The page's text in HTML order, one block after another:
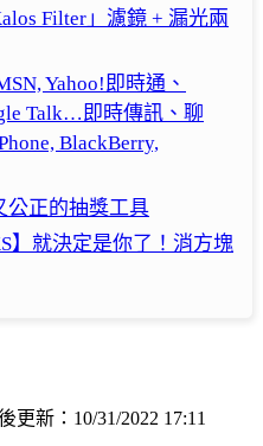
Filter」濾鏡 + 漏光兩
Yahoo!即時通、
Talk…即時傳訊、聊
BlackBerry,
公正的抽獎工具
】就決定是你了！消方塊
更新：10/31/2022 17:11